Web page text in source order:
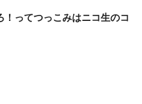
ってつっこみはニコ生のコ